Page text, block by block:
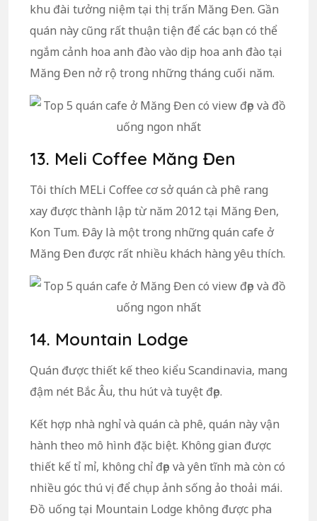
khu đài tưởng niệm tại thị trấn Măng Đen. Gần
quán này cũng rất thuận tiện để các bạn có thể
ngắm cảnh hoa anh đào vào dịp hoa anh đào tại
Măng Đen nở rộ trong những tháng cuối năm.
13. Meli Coffee Măng Đen
Tôi thích MELi Coffee cơ sở quán cà phê rang
xay được thành lập từ năm 2012 tại Măng Đen,
Kon Tum. Đây là một trong những quán cafe ở
Măng Đen được rất nhiều khách hàng yêu thích.
14. Mountain Lodge
Quán được thiết kế theo kiểu Scandinavia, mang
đậm nét Bắc Âu, thu hút và tuyệt đẹp.
Kết hợp nhà nghỉ và quán cà phê, quán này vận
hành theo mô hình đặc biệt. Không gian được
thiết kế tỉ mỉ, không chỉ đẹp và yên tĩnh mà còn có
nhiều góc thú vị để chụp ảnh sống ảo thoải mái.
Đồ uống tại Mountain Lodge không được pha